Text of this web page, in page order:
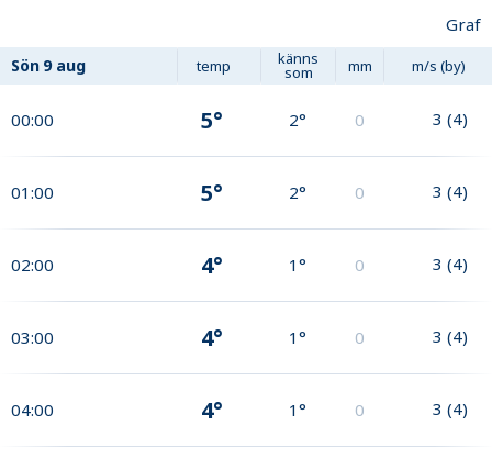
Graf
Sön 9 aug temp känns
som mm m/s (by)
00:00 5° 2° 0 3 (4)
01:00 5° 2° 0 3 (4)
02:00 4° 1° 0 3 (4)
03:00 4° 1° 0 3 (4)
04:00 4° 1° 0 3 (4)